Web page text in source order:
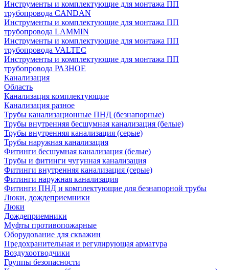
Инструменты и комплектующие для монтажа ПП
трубопровода CANDAN
Инструменты и комплектующие для монтажа ПП
трубопровода LAMMIN
Инструменты и комплектующие для монтажа ПП
трубопровода VALTEC
Инструменты и комплектующие для монтажа ПП
трубопровода РАЗНОЕ
Канализация
Область
Канализация комплектующие
Канализация разное
Трубы канализационные ПНД (безнапорные)
Трубы внутренняя бесшумная канализация (белые)
Трубы внутренняя канализация (серые)
Трубы наружная канализация
Фитинги бесшумная канализация (белые)
Трубы и фитинги чугунная канализация
Фитинги внутренняя канализация (серые)
Фитинги наружная канализация
Фитинги ПНД и комплектующие для безнапорной трубы
Люки, дождеприемники
Люки
Дождеприемники
Муфты противопожарные
Оборудование для скважин
Предохранительная и регулирующая арматура
Воздухоотводчики
Группы безопасности